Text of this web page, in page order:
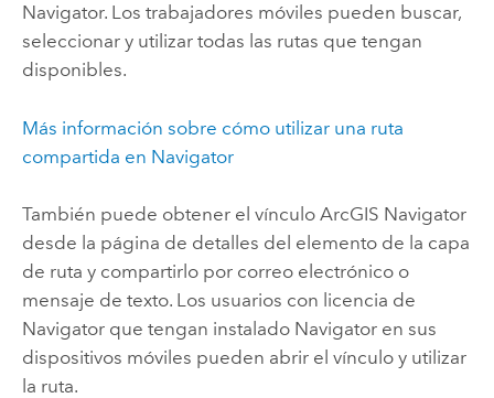
Navigator. Los trabajadores móviles pueden buscar,
seleccionar y utilizar todas las rutas que tengan
disponibles.
Más información sobre cómo utilizar una ruta
compartida en Navigator
También puede obtener el vínculo ArcGIS Navigator
desde la página de detalles del elemento de la capa
de ruta y compartirlo por correo electrónico o
mensaje de texto. Los usuarios con licencia de
Navigatorque tengan instalado Navigatoren sus
dispositivos móviles pueden abrir el vínculo y utilizar
la ruta.